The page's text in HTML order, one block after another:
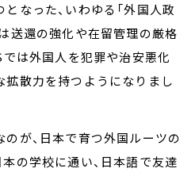
なった、いわゆる「外国人政
送還の強化や在留管理の厳格
は外国人を犯罪や治安悪化
拡散力を持つようになりまし
が、日本で育つ外国ルーツの
の学校に通い、日本語で友達